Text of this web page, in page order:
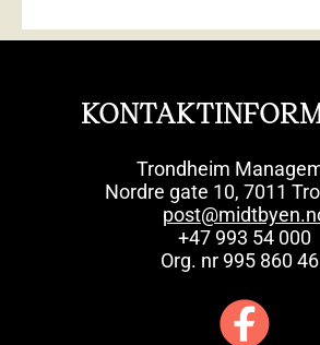
Trondheim
Nordre gate 10, 7011
+47 993 54 000
Org. nr 995 860